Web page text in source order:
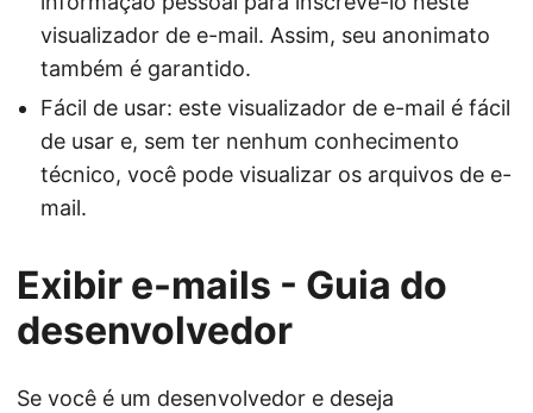
visualizador de e-mail. Assim, seu anonimato
também é garantido.
Fácil de usar: este visualizador de e-mail é fácil
de usar e, sem ter nenhum conhecimento
técnico, você pode visualizar os arquivos de e-
mail.
Exibir e-mails - Guia do
desenvolvedor
Se você é um desenvolvedor e deseja